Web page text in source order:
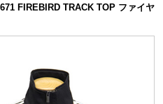
FIREBIRD TRACK TOP ファイヤ